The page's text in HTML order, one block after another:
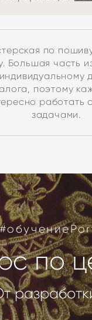
по
Большая часть
поэтому
работать
задачами.
по